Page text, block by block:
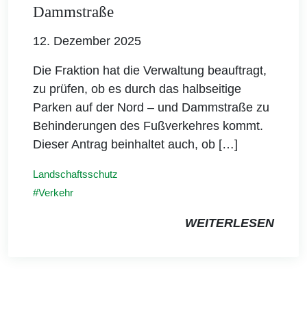
Dammstraße
12. Dezember 2025
Die Fraktion hat die Verwaltung beauftragt,
zu prüfen, ob es durch das halbseitige
Parken auf der Nord – und Dammstraße zu
Behinderungen des Fußverkehres kommt.
Dieser Antrag beinhaltet auch, ob […]
Landschaftsschutz
Verkehr
WEITERLESEN